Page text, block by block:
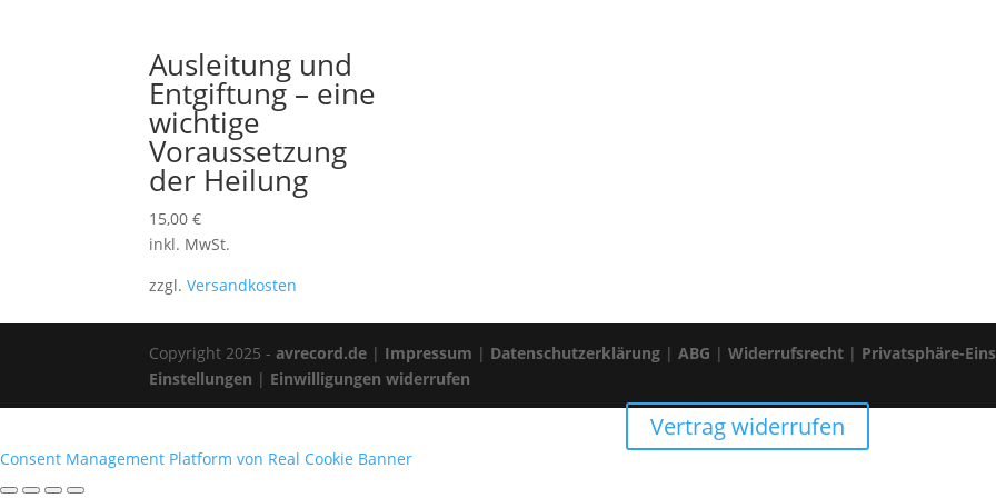
Ausleitung und
Entgiftung – eine
wichtige
Voraussetzung
der Heilung
15,00€
inkl. MwSt.
zzgl.Versandkosten
Copyright 2025 -avrecord.de | Impressum | Datenschutzerklärung |ABG |Widerrufsrecht | Privatsphäre-
Einstellungen | Einwilligungen widerrufen
Vertrag widerrufen
Consent Management Platform von Real Cookie Banner